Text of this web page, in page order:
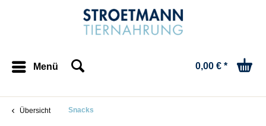
Menü 0,00 € *
Übersicht Snacks